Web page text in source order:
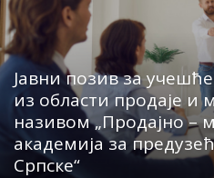
Јавни позив за
из области продаје и
називом „Продајно –
академија за
Српске“